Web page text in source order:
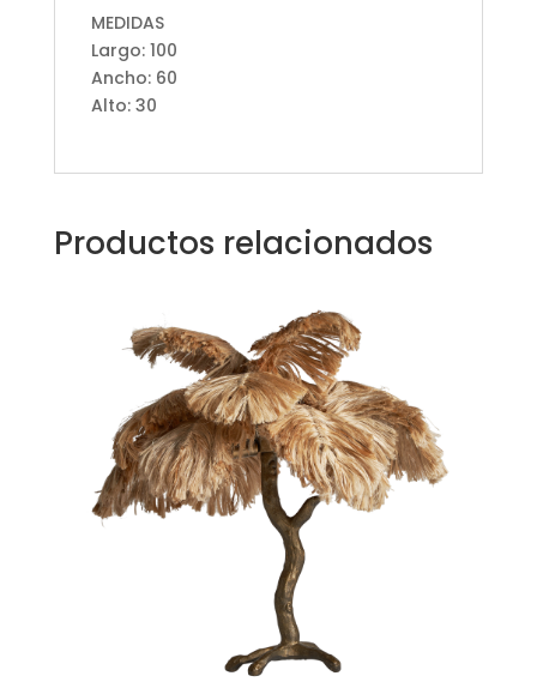
MEDIDAS
Largo: 100
Ancho: 60
Alto: 30
Productos relacionados